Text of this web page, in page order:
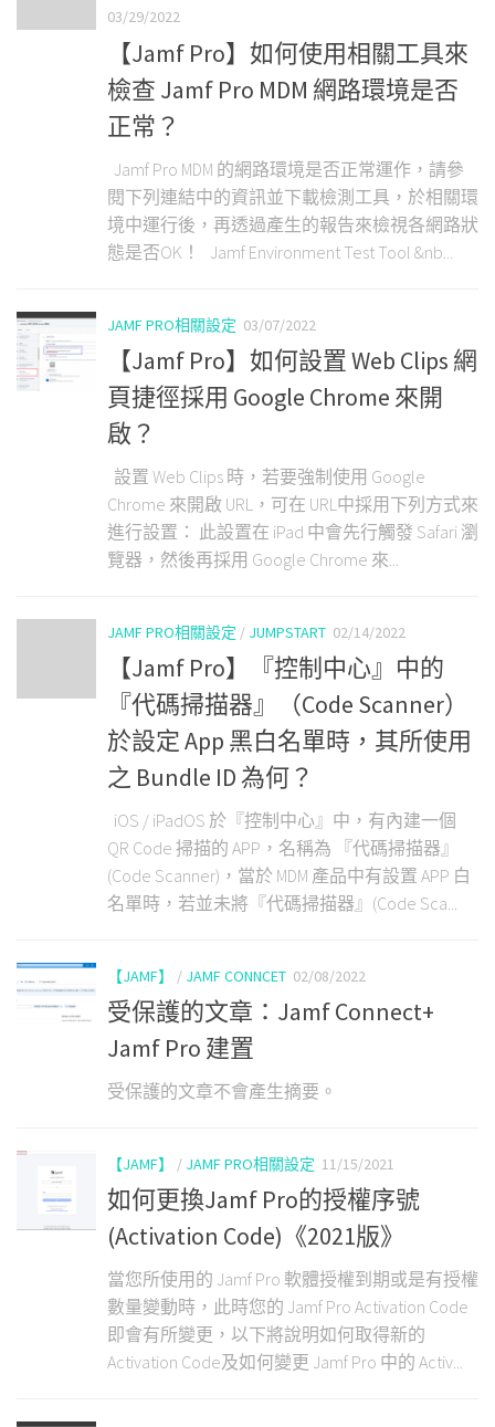
03/29/2022
【Jamf Pro】如何使用相關工具來
檢查 Jamf Pro MDM 網路環境是否
正常？
Jamf Pro MDM 的網路環境是否正常運作，請參
閱下列連結中的資訊並下載檢測工具，於相關環
境中運行後，再透過產生的報告來檢視各網路狀
態是否OK！ Jamf Environment Test Tool &nb...
JAMF PRO相關設定 03/07/2022
【Jamf Pro】如何設置 Web Clips 網
頁捷徑採用 Google Chrome 來開
啟？
設置 Web Clips 時，若要強制使用 Google
Chrome 來開啟 URL，可在 URL中採用下列方式來
進行設置： 此設置在 iPad 中會先行觸發 Safari 瀏
覽器，然後再採用 Google Chrome 來...
JAMF PRO相關設定 / JUMPSTART 02/14/2022
【Jamf Pro】『控制中心』中的
『代碼掃描器』（Code Scanner）
於設定 App 黑白名單時，其所使用
之 Bundle ID 為何？
iOS / iPadOS 於『控制中心』中，有內建一個
QR Code 掃描的 APP，名稱為 『代碼掃描器』
(Code Scanner)，當於 MDM 產品中有設置 APP 白
名單時，若並未將『代碼掃描器』(Code Sca...
【JAMF】 / JAMF CONNCET 02/08/2022
受保護的文章：Jamf Connect+
Jamf Pro 建置
受保護的文章不會產生摘要。
【JAMF】 / JAMF PRO相關設定 11/15/2021
如何更換Jamf Pro的授權序號
(Activation Code)《2021版》
當您所使用的 Jamf Pro 軟體授權到期或是有授權
數量變動時，此時您的 Jamf Pro Activation Code
即會有所變更，以下將說明如何取得新的
Activation Code及如何變更 Jamf Pro 中的 Activ...